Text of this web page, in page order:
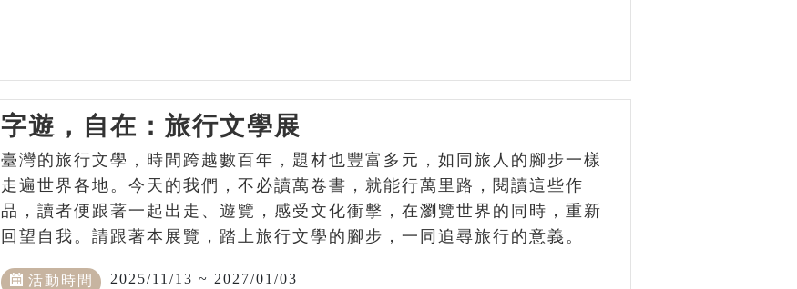
字遊，自在：旅行文學展
臺灣的旅行文學，時間跨越數百年，題材也豐富多元，如同旅人的腳步一樣
走遍世界各地。今天的我們，不必讀萬卷書，就能行萬里路，閱讀這些作
品，讀者便跟著一起出走、遊覽，感受文化衝擊，在瀏覽世界的同時，重新
回望自我。請跟著本展覽，踏上旅行文學的腳步，一同追尋旅行的意義。
活動時間 2025/11/13 ~ 2027/01/03